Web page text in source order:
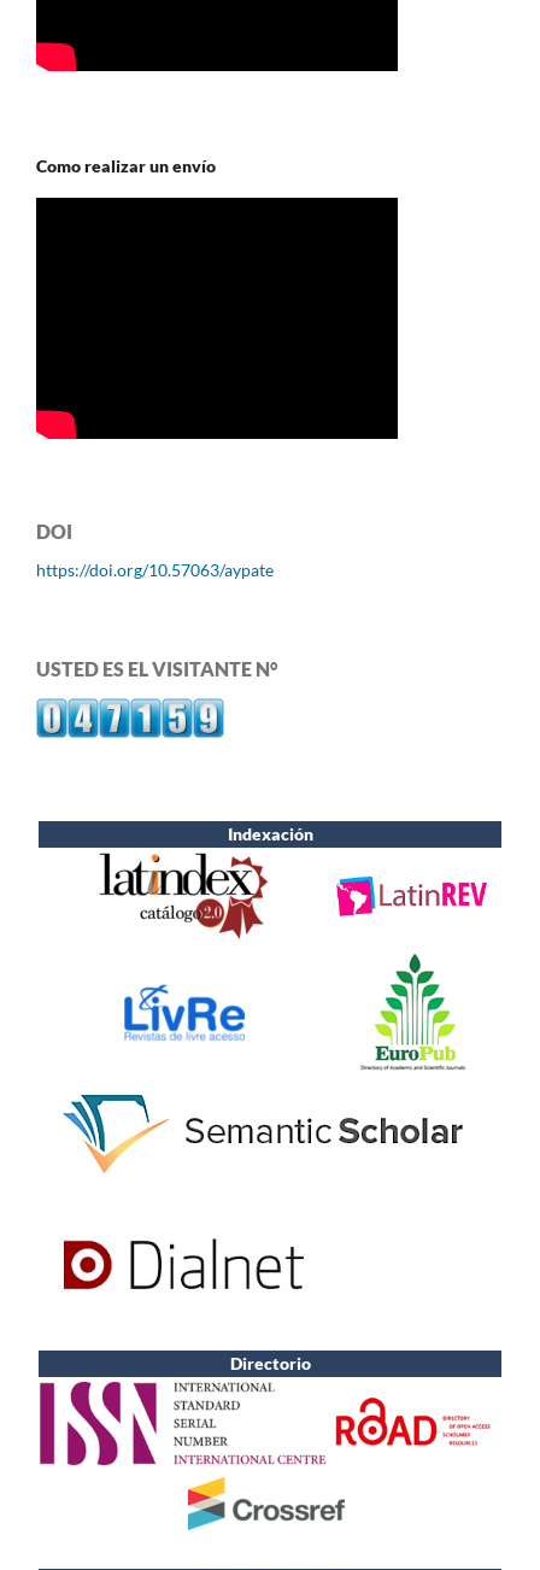
Como realizar un envío
DOI
https://doi.org/10.57063/aypate
USTED ES EL VISITANTE N°
Indexación
Directorio